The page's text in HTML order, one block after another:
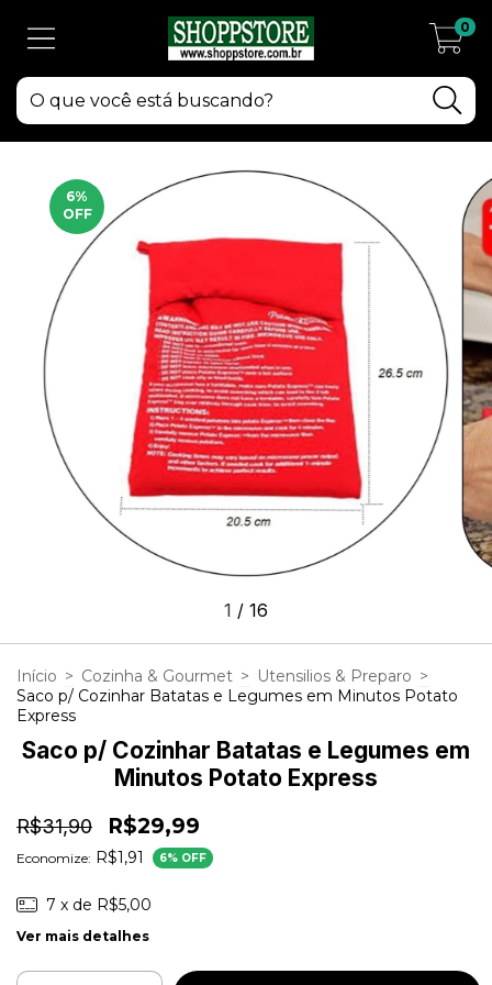
0
6%
OFF
1 / 16
Início > Cozinha & Gourmet > Utensilios & Preparo >
Saco p/ Cozinhar Batatas e Legumes em Minutos Potato
Express
Saco p/ Cozinhar Batatas e Legumes em
Minutos Potato Express
R$31,90 R$29,99
Economize: R$1,91 6% OFF
7 x de R$5,00
Ver mais detalhes